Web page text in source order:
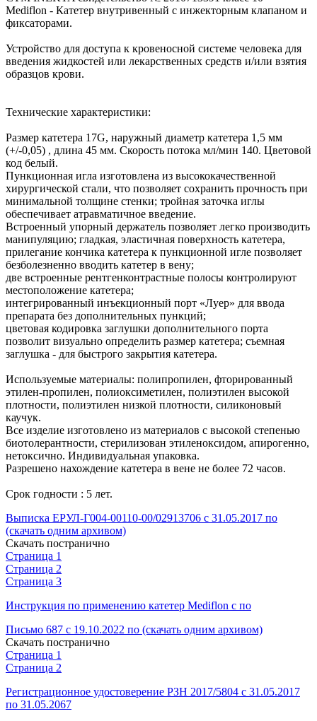
Mediflon - Катетер внутривенный с инжекторным клапаном и
фиксаторами.
Устройство для доступа к кровеносной системе человека для
введения жидкостей или лекарственных средств и/или взятия
образцов крови.
Технические характеристики:
Размер катетера 17G, наружный диаметр катетера 1,5 мм
(+/-0,05) , длина 45 мм. Скорость потока мл/мин 140. Цветовой
код белый.
Пункционная игла изготовлена из высококачественной
хирургической стали, что позволяет сохранить прочность при
минимальной толщине стенки; тройная заточка иглы
обеспечивает атравматичное введение.
Встроенный упорный держатель позволяет легко производить
манипуляцию; гладкая, эластичная поверхность катетера,
прилегание кончика катетера к пункционной игле позволяет
безболезненно вводить катетер в вену;
две встроенные рентгенконтрастные полосы контролируют
местоположение катетера;
интегрированный инъекционный порт «Луер» для ввода
препарата без дополнительных пункций;
цветовая кодировка заглушки дополнительного порта
позволит визуально определить размер катетера; съемная
заглушка - для быстрого закрытия катетера.
Используемые материалы: полипропилен, фторированный
этилен-пропилен, полиоксиметилен, полиэтилен высокой
плотности, полиэтилен низкой плотности, силиконовый
каучук.
Все изделие изготовлено из материалов с высокой степенью
биотолерантности, стерилизован этиленоксидом, апирогенно,
нетоксично. Индивидуальная упаковка.
Разрешено нахождение катетера в вене не более 72 часов.
Срок годности : 5 лет.
Выписка ЕРУЛ-Г004-00110-00/02913706 с 31.05.2017 по
(скачать одним архивом)
Скачать постранично
Страница 1
Страница 2
Страница 3
Инструкция по применению катетер Mediflon с по
Письмо 687 с 19.10.2022 по (скачать одним архивом)
Скачать постранично
Страница 1
Страница 2
Регистрационное удостоверение РЗН 2017/5804 с 31.05.2017
по 31.05.2067